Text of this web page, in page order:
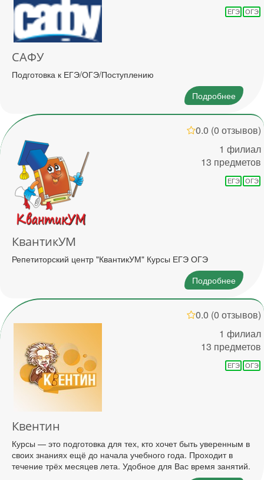
ЕГЭ ОГЭ
САФУ
Подготовка к ЕГЭ/ОГЭ/Поступлению
Подробнее
0.0 (0 отзывов)
1 филиал
13 предметов
ЕГЭ ОГЭ
КвантикУМ
Репетиторский центр "КвантикУМ" Курсы ЕГЭ ОГЭ
Подробнее
0.0 (0 отзывов)
1 филиал
13 предметов
ЕГЭ ОГЭ
Квентин
Курсы — это подготовка для тех, кто хочет быть уверенным в
своих знаниях ещё до начала учебного года. Проходит в
течение трёх месяцев лета. Удобное для Вас время занятий.